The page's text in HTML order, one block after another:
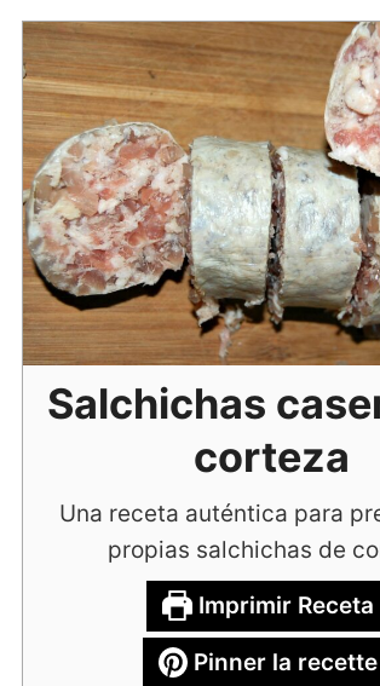
Salchichas
corteza
Una receta auténtica para
propias salchichas de
Imprimir Receta
Pinner la recette